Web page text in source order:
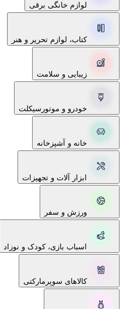
لوازم خانگی برقی
کتاب، لوازم تحریر و هنر
زیبایی و سلامت
خودرو و موتورسیکلت
خانه و آشپزخانه
ابزار آلات و تجهیزات
ورزش و سفر
اسباب بازی، کودک و نوزاد
کالاهای سوپرمارکتی